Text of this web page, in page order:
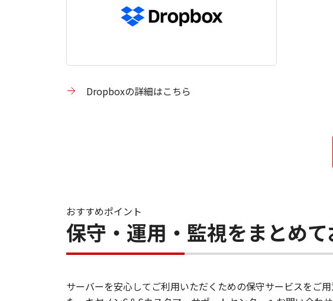
Dropboxの詳細はこちら
おすすめポイント
保守・運用・監視をまとめ
サーバーを安心してご利用いただくための保守サービスをご